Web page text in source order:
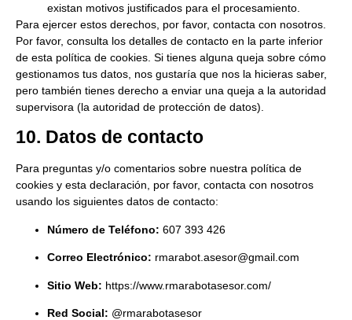
existan motivos justificados para el procesamiento.
Para ejercer estos derechos, por favor, contacta con nosotros.
Por favor, consulta los detalles de contacto en la parte inferior
de esta política de cookies. Si tienes alguna queja sobre cómo
gestionamos tus datos, nos gustaría que nos la hicieras saber,
pero también tienes derecho a enviar una queja a la autoridad
supervisora (la autoridad de protección de datos).
10. Datos de contacto
Para preguntas y/o comentarios sobre nuestra política de
cookies y esta declaración, por favor, contacta con nosotros
usando los siguientes datos de contacto:
Número de Teléfono: 607 393 426
Correo Electrónico: rmarabot.asesor@gmail.com
Sitio Web: https://www.rmarabotasesor.com/
Red Social: @rmarabotasesor